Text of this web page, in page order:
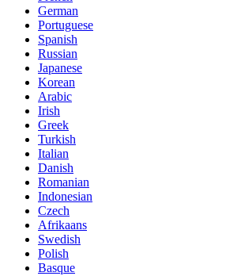
German
Portuguese
Spanish
Russian
Japanese
Korean
Arabic
Irish
Greek
Turkish
Italian
Danish
Romanian
Indonesian
Czech
Afrikaans
Swedish
Polish
Basque